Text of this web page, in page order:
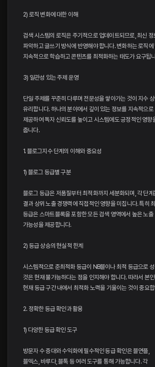
2) 로직 변화에 대한 이해
검색 시스템의 로직은 주기적으로 업데이트되므로, 최신 정
파악하고 글쓰기 방식에 반영해야 합니다. 변화하는 로직에
지속적으로 학습하고 콘텐츠를 최적화하는 태도가 요구됩
3) 일관성 있는 주제 운영
단일 주제를 꾸준히 다루며 전문성을 쌓아가는 것이 지수
유리합니다. 하나의 분야에서 깊이 있는 정보를 지속적으로
제공하여 독자 신뢰도를 높이고 시스템에도 긍정적인 영향
줍니다.
1. 블로그지수 단계의 이해와 중요성
1) 블로그 등급별 구분
블로그 등급은 저품질부터 최적화까지 세분화되며, 각 단계
결과 상위 노출 경쟁력에 직접적인 영향을 미칩니다. 특히
등급은 스마트블록을 포함한 모든 검색 영역에서 높은 노출
가능성을 제공합니다.
2) 등급 상승의 현실적 한계
시스템적으로 준최적화 등급이 NB블이나 최적 등급으로
것은 현재 불가능하다는 점을 인지해야 합니다. 따라서 본
현재 등급 구간 내에서 최적화 노력을 기울이는 것이 중요
2. 정확한 등급 확인과 활용
1) 다양한 등급 확인 도구
방문자 수 증대와 수익화에 필수적인 등급 확인은 블연플,
블덱스, 바루다, 블톡 등 여러 도구를 통해 가능합니다. 각